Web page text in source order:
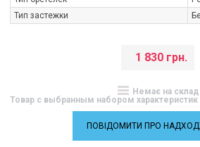
Тип застежки
1 830 грн.
Немає на
Товар с выбранным набором
ПОВІДОМИТИ ПРО